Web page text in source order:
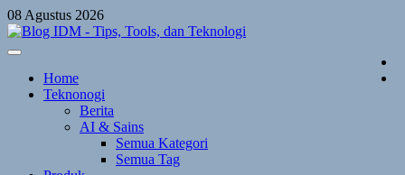
Skip
to
content
08 Agustus 2026
Home
Teknonogi
Berita
AI & Sains
Semua Kategori
Semua Tag